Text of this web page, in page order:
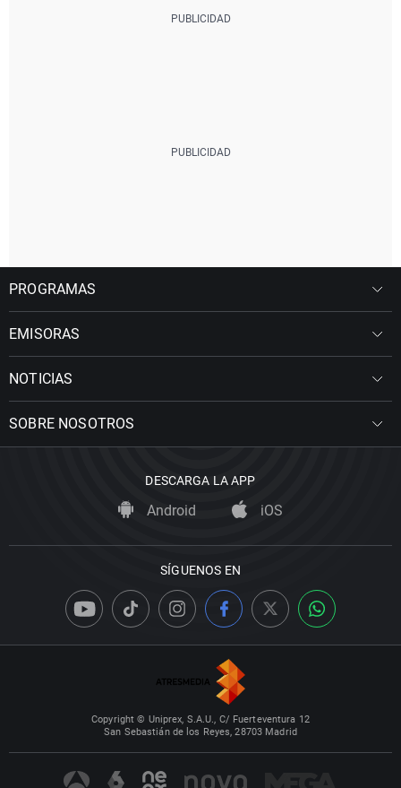
PROGRAMAS
EMISORAS
NOTICIAS
SOBRE NOSOTROS
DESCARGA LA APP
Android iOS
SÍGUENOS EN
Copyright © Uniprex, S.A.U., C/ Fuerteventura 12
San Sebastián de los Reyes, 28703 Madrid